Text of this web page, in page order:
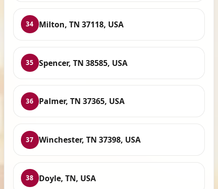
34 Milton, TN 37118, USA
35 Spencer, TN 38585, USA
36 Palmer, TN 37365, USA
37 Winchester, TN 37398, USA
38 Doyle, TN, USA